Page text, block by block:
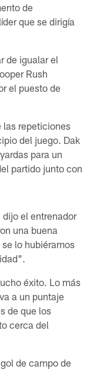
de
que se dirigía
de igualar el
Rush
el puesto de
las repeticiones
del juego. Dak
para un
partido junto con
el entrenador
una buena
lo hubiéramos
éxito. Lo más
a un puntaje
de que los
cerca del
de campo de